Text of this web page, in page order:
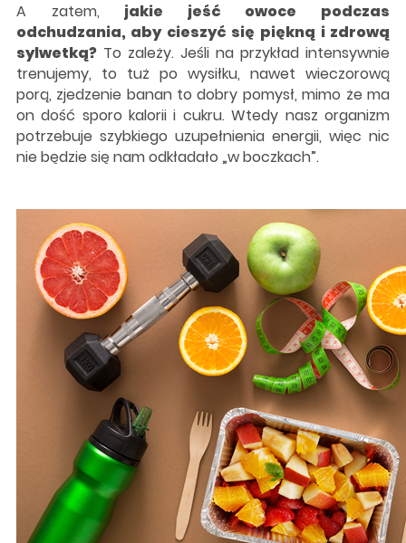
A zatem, jakie jeść owoce podczas
odchudzania, aby cieszyć się piękną i zdrową
sylwetką?To zależy. Jeśli na przykład intensywnie
trenujemy, to tuż po wysiłku, nawet wieczorową
porą, zjedzenie banan to dobry pomysł, mimo że ma
on dość sporo kalorii i cukru. Wtedy nasz organizm
potrzebuje szybkiego uzupełnienia energii, więc nic
nie będzie się nam odkładało „w boczkach”.